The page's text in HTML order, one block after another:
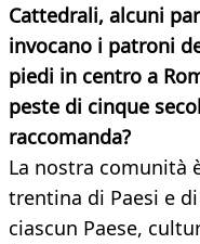
Cattedrali, alcuni
invocano i patroni
piedi in centro a
peste di cinque
raccomanda?
La nostra comunità
trentina di Paesi e
ciascun Paese,